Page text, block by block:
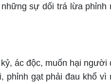
sự dối trá lừa phỉnh
ác độc, muốn hại người
phỉnh gạt phải đau khổ vì